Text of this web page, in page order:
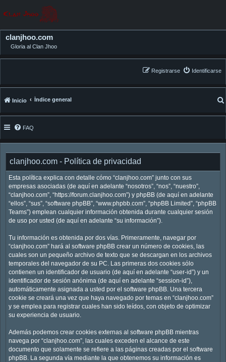
clanjhoo.com
Gloria al Clan Jhoo
Identificarse
Registrarse
Inicio Índice general
FAQ
clanjhoo.com - Política de privacidad
Esta política explica con detalle cómo “clanjhoo.com” junto con sus
empresas asociadas (de aquí en adelante “nosotros”, “nos”, “nuestro”,
“clanjhoo.com”, “https://forum.clanjhoo.com”) y phpBB (de aquí en adelante
“ellos”, “sus”, “software phpBB”, “www.phpbb.com”, “phpBB Limited”, “phpBB
Teams”) emplean cualquier información obtenida durante cualquier sesión
de uso por usted (de aquí en adelante “su información”).
Tu información es obtenida por dos vías. Primeramente, navegar por
“clanjhoo.com” hará al software phpBB crear un número de cookies, las
cuales son un pequeño archivo de texto que se descargan en los archivos
temporales del navegador de su PC. Las primeras dos cookies sólo
contienen un identificador de usuario (de aquí en adelante “user-id”) y un
identificador de sesión anónima (de aquí en adelante “session-id”),
automáticamente asignada a usted por el software phpBB. Una tercera
cookie se creará una vez que haya navegado por temas en “clanjhoo.com”
y se emplea para registrar cuales han sido leídos, con objeto de optimizar
su experiencia de usuario.
Además podemos crear cookies externas al software phpBB mientras
navega por “clanjhoo.com”, las cuales exceden el alcance de este
documento que solamente se refiere a las páginas creadas por el software
phpBB. La segunda vía mediante la que obtenemos su información es